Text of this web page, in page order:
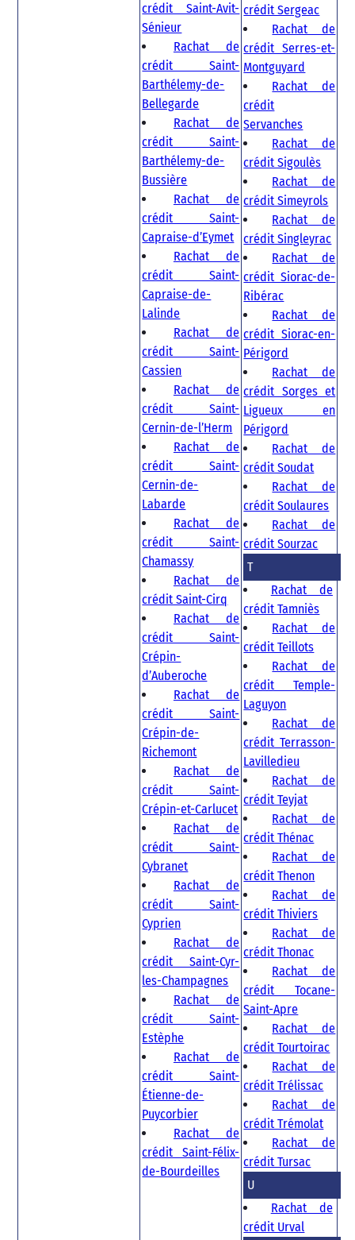
crédit Saint-Avit-
Sénieur
Rachat de
crédit Saint-
Barthélemy-de-
Bellegarde
Rachat de
crédit Saint-
Barthélemy-de-
Bussière
Rachat de
crédit Saint-
Capraise-d’Eymet
Rachat de
crédit Saint-
Capraise-de-
Lalinde
Rachat de
crédit Saint-
Cassien
Rachat de
crédit Saint-
Cernin-de-l’Herm
Rachat de
crédit Saint-
Cernin-de-
Labarde
Rachat de
crédit Saint-
Chamassy
Rachat de
crédit Saint-Cirq
Rachat de
crédit Saint-
Crépin-
d’Auberoche
Rachat de
crédit Saint-
Crépin-de-
Richemont
Rachat de
crédit Saint-
Crépin-et-Carlucet
Rachat de
crédit Saint-
Cybranet
Rachat de
crédit Saint-
Cyprien
Rachat de
crédit Saint-Cyr-
les-Champagnes
Rachat de
crédit Saint-
Estèphe
Rachat de
crédit Saint-
Étienne-de-
Puycorbier
Rachat de
crédit Saint-Félix-
de-Bourdeilles
crédit Sergeac
Rachat de
crédit Serres-et-
Montguyard
Rachat de
crédit
Servanches
Rachat de
crédit Sigoulès
Rachat de
crédit Simeyrols
Rachat de
crédit Singleyrac
Rachat de
crédit Siorac-de-
Ribérac
Rachat de
crédit Siorac-en-
Périgord
Rachat de
crédit Sorges et
Ligueux en
Périgord
Rachat de
crédit Soudat
Rachat de
crédit Soulaures
Rachat de
crédit Sourzac
T
Rachat de
crédit Tamniès
Rachat de
crédit Teillots
Rachat de
crédit Temple-
Laguyon
Rachat de
crédit Terrasson-
Lavilledieu
Rachat de
crédit Teyjat
Rachat de
crédit Thénac
Rachat de
crédit Thenon
Rachat de
crédit Thiviers
Rachat de
crédit Thonac
Rachat de
crédit Tocane-
Saint-Apre
Rachat de
crédit Tourtoirac
Rachat de
crédit Trélissac
Rachat de
crédit Trémolat
Rachat de
crédit Tursac
U
Rachat de
crédit Urval